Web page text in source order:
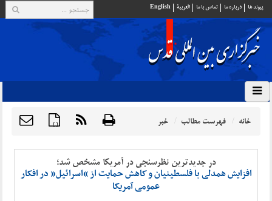
پيوند ها درباره ما تماس با ما العربية English
{ } خانه فهرست مطالب خبر
در جدیدترین نظرسنجی در آمریکا مشخص شد؛
افزایش همدلی با فلسطینیان و کاهش حمایت از “اسرائیل” در افکار
عمومی آمریکا